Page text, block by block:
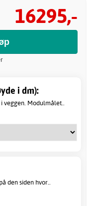
16295,-
i dm):
Modulmålet..
den siden hvor..